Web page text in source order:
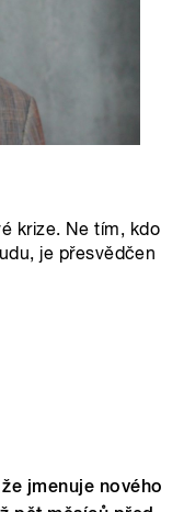
krize. Ne tím, kdo
je přesvědčen
jmenuje nového